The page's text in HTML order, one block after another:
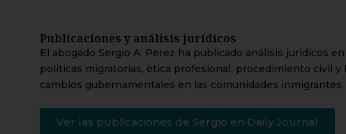
Publicaciones y análisis jurídicos
El abogado Sergio A. Perez ha publicado análisis jurídicos
políticas migratorias, ética profesional, procedimiento civil y
cambios gubernamentales en las comunidades inmigrantes.
Ver las publicaciones de Sergio en Daily Journal